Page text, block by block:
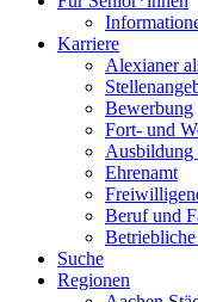
Karriere
Alexianer
Bewerbung
Fort- und
Ausbildung
Ehrenamt
Beruf und
Suche
Regionen